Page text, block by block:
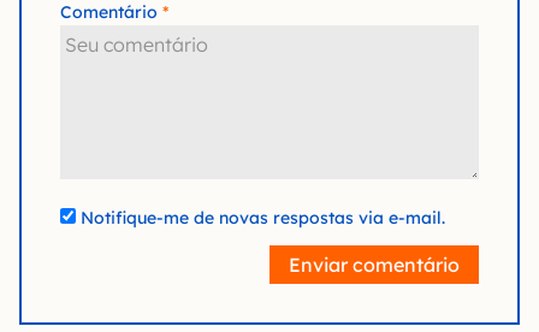
Comentário
Notifique-me de novas respostas via e-mail.
Enviar comentário